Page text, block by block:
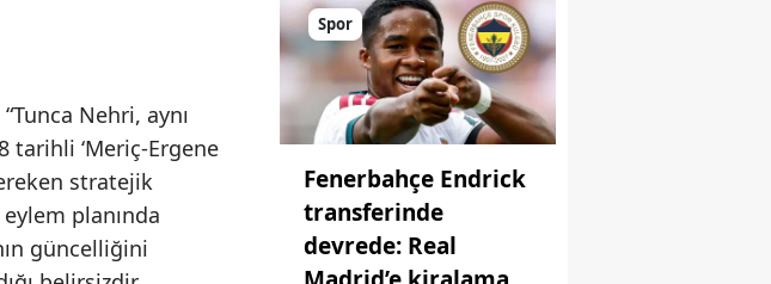
Nehri, aynı
tarihli ‘Meriç-Ergene
stratejik
planında
güncelliğini
Spor
Fenerbahçe Endrick
transferinde
devrede: Real